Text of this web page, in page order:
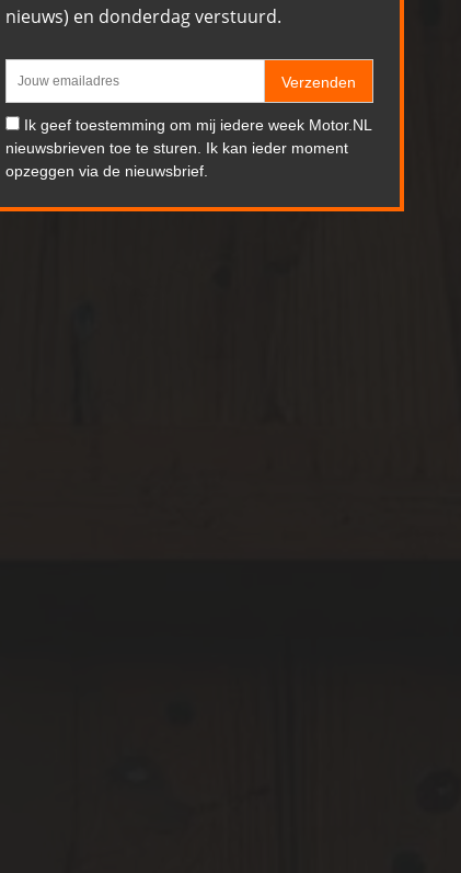
nieuws) en donderdag verstuurd.
Verzenden
Ik geef toestemming om mij iedere week Motor.NL
nieuwsbrieven toe te sturen. Ik kan ieder moment
opzeggen via de nieuwsbrief.